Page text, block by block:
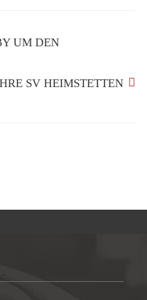
UM DEN
SV HEIMSTETTEN